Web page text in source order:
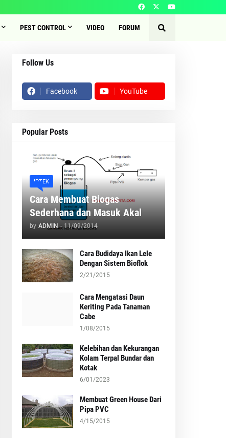
PEST CONTROL VIDEO FORUM
Follow Us
Facebook YouTube
Popular Posts
IPTEK
Cara Membuat Biogas
Sederhana dan Masuk Akal
by ADMIN - 11/09/2014
Cara Budidaya Ikan Lele
Dengan Sistem Bioflok
2/21/2015
Cara Mengatasi Daun
Keriting Pada Tanaman
Cabe
1/08/2015
Kelebihan dan Kekurangan
Kolam Terpal Bundar dan
Kotak
6/01/2023
Membuat Green House Dari
Pipa PVC
4/15/2015